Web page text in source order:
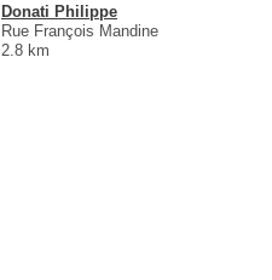
Donati Philippe
Rue François Mandine
2.8 km